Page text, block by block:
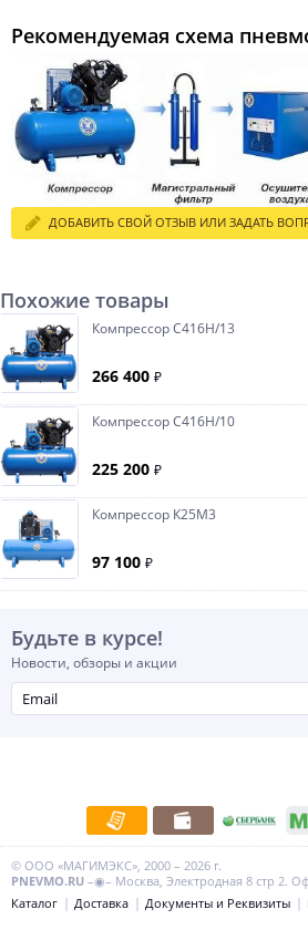
Рекомендуемая схема
ДОБАВИТЬ СВОЙ ОТЗЫВ ИЛИ ЗАДАТЬ
Похожие товары
Компрессор С416Н/13
266 400 ₽
Компрессор С416Н/10
225 200 ₽
Компрессор К25М3
97 100 ₽
Будьте в курсе!
Новости, обзоры и акции
© ООО «МАГИМЭКС», 2000 – 2026 г.
PNEVMO.RU –◉– Москва, Электродная 8 стр 2.
Каталог
Доставка Документы и Реквизиты